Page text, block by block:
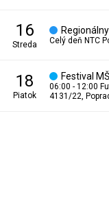
16
streda Celý deň NTC
18
piatok
Festival
06:00 - 12:00
4131/22,